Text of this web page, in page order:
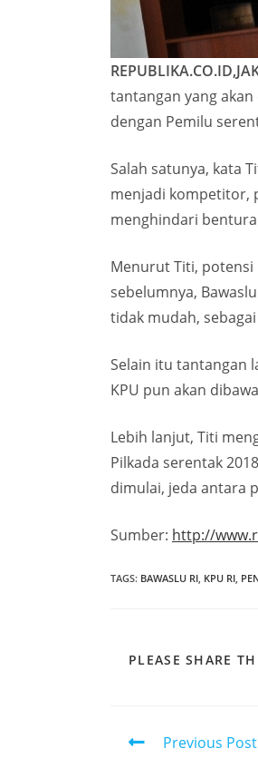
tantangan yang
dengan Pemilu
Salah satunya, kata
menjadi kompetitor,
menghindari
Menurut Titi, potensi
sebelumnya,
tidak mudah,
Selain itu tantangan
KPU pun akan
Lebih lanjut, Titi
Pilkada serentak
dimulai, jeda antara
Sumber: http://
TAGS: BAWASLU RI, KPU RI,
PLEASE SHARE
Previous Post